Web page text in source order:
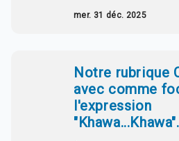
mer. 31 déc. 2025
Notre rubrique
avec comme
l'expression